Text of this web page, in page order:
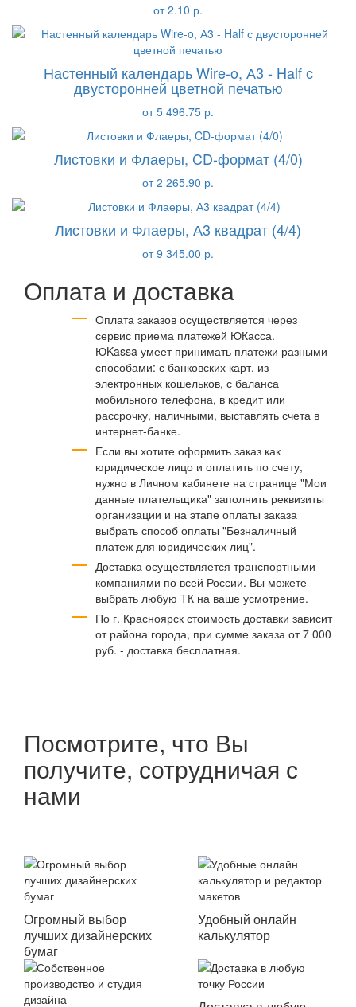
от 2.10 р.
Настенный календарь Wire-o, А3 - Half с
двусторонней цветной печатью
от 5 496.75 р.
Листовки и Флаеры, CD-формат (4/0)
от 2 265.90 р.
Листовки и Флаеры, А3 квадрат (4/4)
от 9 345.00 р.
Оплата и доставка
Оплата заказов осуществляется через
сервис приема платежей ЮКасса.
ЮKassa умеет принимать платежи разными
способами: с банковских карт, из
электронных кошельков, с баланса
мобильного телефона, в кредит или
рассрочку, наличными, выставлять счета в
интернет-банке.
Если вы хотите оформить заказ как
юридическое лицо и оплатить по счету,
нужно в Личном кабинете на странице "Мои
данные плательщика" заполнить реквизиты
организации и на этапе оплаты заказа
выбрать способ оплаты "Безналичный
платеж для юридических лиц".
Доставка осуществляется транспортными
компаниями по всей России. Вы можете
выбрать любую ТК на ваше усмотрение.
По г. Красноярск стоимость доставки зависит
от района города, при сумме заказа от 7 000
руб. - доставка бесплатная.
Посмотрите, что Вы
получите, сотрудничая с
нами
Огромный выбор
лучших дизайнерских
бумаг
Удобный онлайн
калькулятор